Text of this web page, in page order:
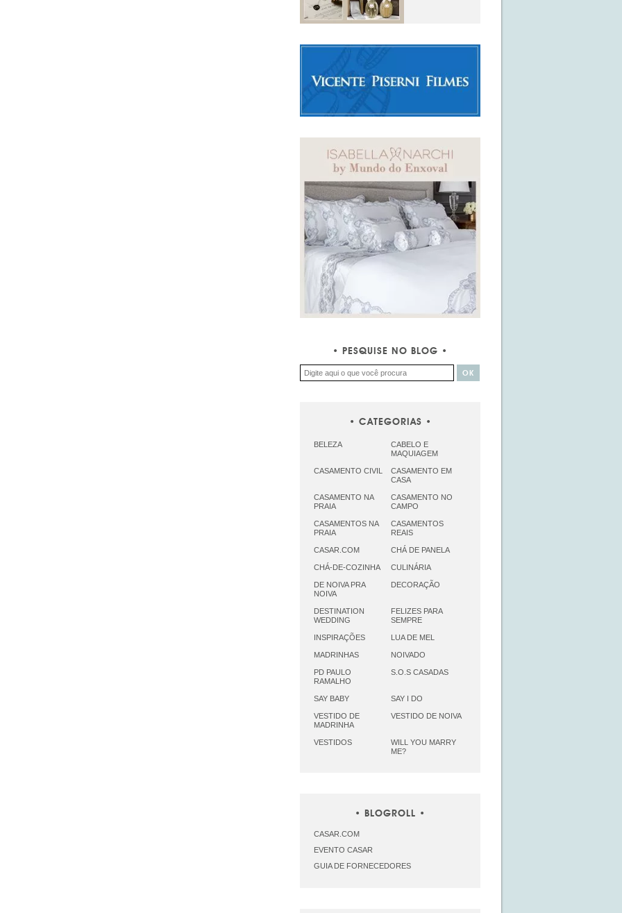
PESQUISE NO BLOG
CATEGORIAS
BELEZA
CABELO E
MAQUIAGEM
CASAMENTO CIVIL
CASAMENTO EM
CASA
CASAMENTO NA
PRAIA
CASAMENTO NO
CAMPO
CASAMENTOS NA
PRAIA
CASAMENTOS
REAIS
CASAR.COM CHÁ DE PANELA
CHÁ-DE-COZINHA CULINÁRIA
DE NOIVA PRA
NOIVA
DECORAÇÃO
DESTINATION
WEDDING
FELIZES PARA
SEMPRE
INSPIRAÇÕES LUA DE MEL
MADRINHAS NOIVADO
PD PAULO
RAMALHO
S.O.S CASADAS
SAY BABY SAY I DO
VESTIDO DE
MADRINHA
VESTIDO DE NOIVA
VESTIDOS
WILL YOU MARRY
ME?
BLOGROLL
CASAR.COM
EVENTO CASAR
GUIA DE FORNECEDORES